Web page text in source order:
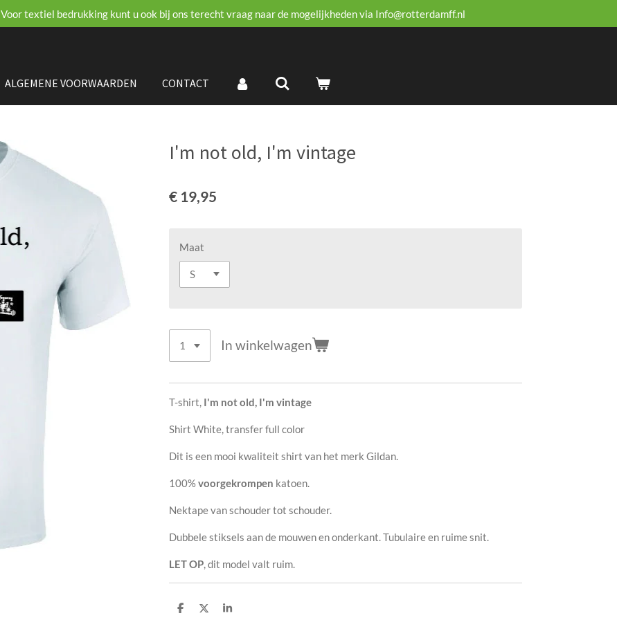
Voor textiel bedrukking kunt u ook bij ons terecht vraag naar de mogelijkheden via Info@rotterdamff.nl
ALGEMENE VOORWAARDEN CONTACT
I'm not old, I'm vintage
€ 19,95
Maat
In winkelwagen
T-shirt, I'm not old, I'm vintage
Shirt White, transfer full color
Dit is een mooi kwaliteit shirt van het merk Gildan.
100%voorgekrompen katoen.
Nektape van schouder tot schouder.
Dubbele stiksels aan de mouwen en onderkant. Tubulaire en ruime snit.
LET OP, dit model valt ruim.
D
D
S